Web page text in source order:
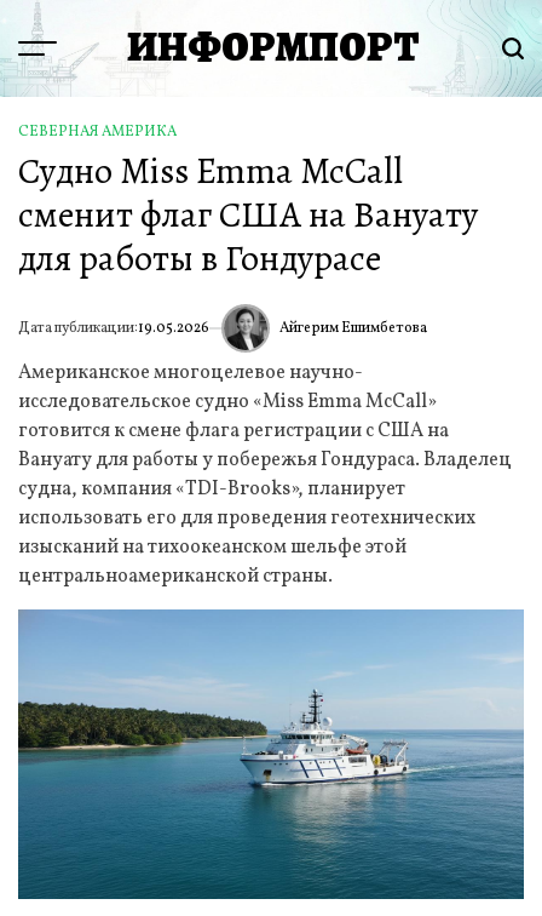
Перейти
содержимому
Menu ИНФОРМПОРТ
ОПУБЛИКОВАНО
В
СЕВЕРНАЯ АМЕРИКА
Судно Miss Emma McCall
сменит флаг США на Вануату
для работы в Гондурасе
Дата публикации:19.05.2026 ИА Айгерим Ешимбетова
Американское многоцелевое научно-
исследовательское судно «Miss Emma McCall»
готовится к смене флага регистрации с США на
Вануату для работы у побережья Гондураса. Владелец
судна, компания «TDI-Brooks», планирует
использовать его для проведения геотехнических
изысканий на тихоокеанском шельфе этой
центральноамериканской страны.